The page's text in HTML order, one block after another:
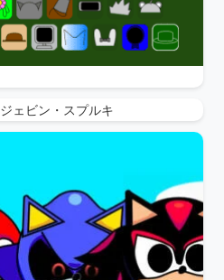
ジェビン・スプルキ